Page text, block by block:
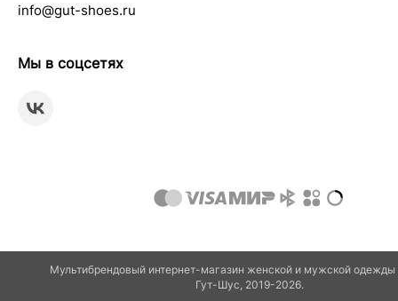
info@gut-shoes.ru
Мы в соцсетях
Мультибрендовый интернет-магазин женской и мужской
Гут-Шуc, 2019-2026.